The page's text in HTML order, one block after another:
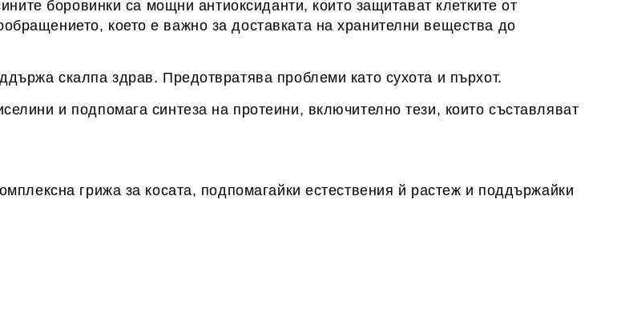
боровинки са мощни антиоксиданти, които защитават клетките от
което е важно за доставката на хранителни вещества до
скалпа здрав. Предотвратява проблеми като сухота и пърхот.
и подпомага синтеза на протеини, включително тези, които съставляват
грижа за косата, подпомагайки естествения й растеж и поддържайки